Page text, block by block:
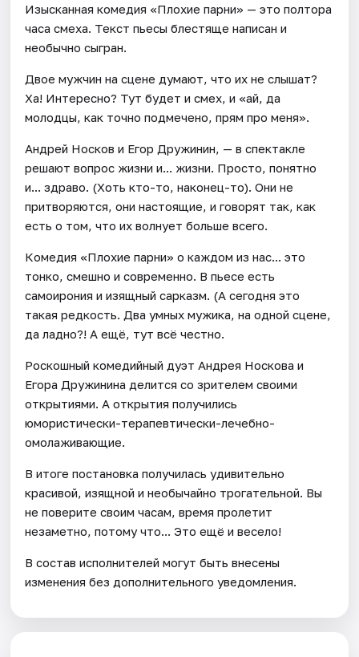
Изысканная комедия «Плохие парни» — это полтора
часа смеха. Текст пьесы блестяще написан и
необычно сыгран.
Двое мужчин на сцене думают, что их не слышат?
Ха! Интересно? Тут будет и смех, и «ай, да
молодцы, как точно подмечено, прям про меня».
Андрей Носков и Егор Дружинин, — в спектакле
решают вопрос жизни и... жизни. Просто, понятно
и... здраво. (Хоть кто-то, наконец-то). Они не
притворяются, они настоящие, и говорят так, как
есть о том, что их волнует больше всего.
Комедия «Плохие парни» о каждом из нас... это
тонко, смешно и современно. В пьесе есть
самоирония и изящный сарказм. (А сегодня это
такая редкость. Два умных мужика, на одной сцене,
да ладно?! А ещё, тут всё честно.
Роскошный комедийный дуэт Андрея Носкова и
Егора Дружинина делится со зрителем своими
открытиями. А открытия получились
юмористически-терапевтически-лечебно-
омолаживающие.
В итоге постановка получилась удивительно
красивой, изящной и необычайно трогательной. Вы
не поверите своим часам, время пролетит
незаметно, потому что... Это ещё и весело!
В состав исполнителей могут быть внесены
изменения без дополнительного уведомления.